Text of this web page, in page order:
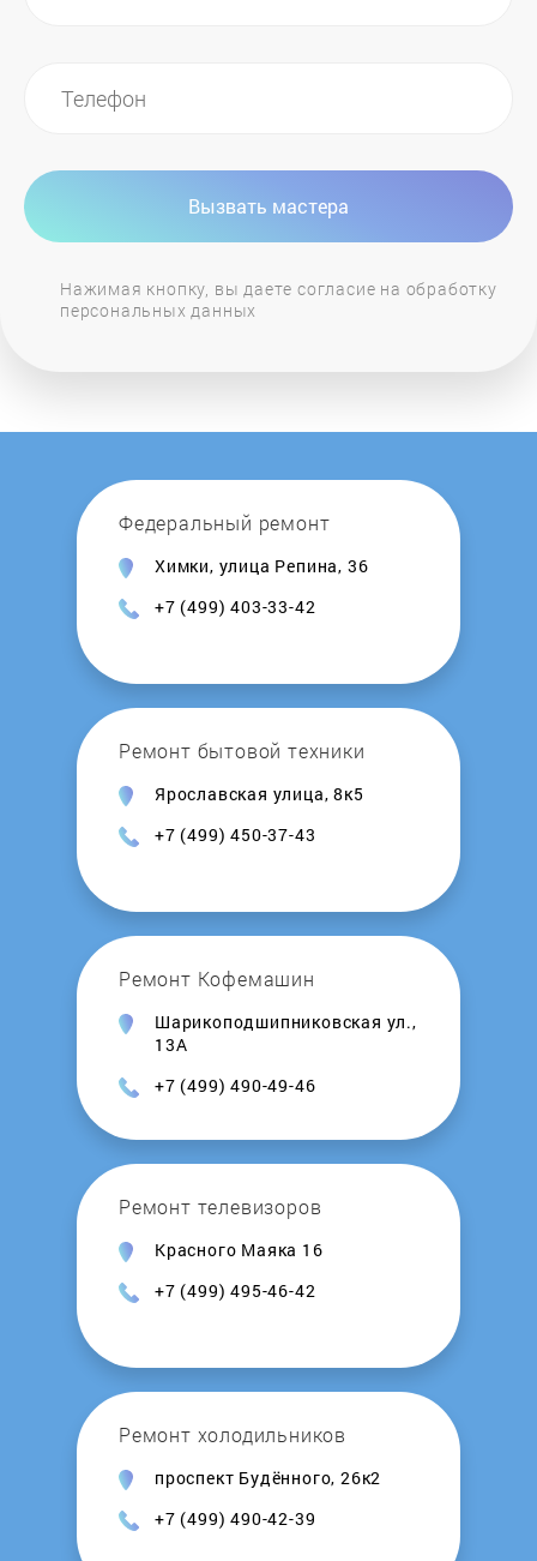
MBS
Midea
Nardi
Neff
ORE
Rainford
REEX
Remenis
Schaub Lorenz
Schlosser
Shivaki
Siemens
Вызвать мастера
Нажимая кнопку, вы даете согласие на обработку
персональных данных
Федеральный ремонт
Химки, улица Репина, 36
+7 (499) 403-33-42
Ремонт бытовой техники
Ярославская улица, 8к5
+7 (499) 450-37-43
Ремонт Кофемашин
Шарикоподшипниковская ул.,
13А
+7 (499) 490-49-46
Ремонт телевизоров
Красного Маяка 16
+7 (499) 495-46-42
Ремонт холодильников
проспект Будённого, 26к2
+7 (499) 490-42-39